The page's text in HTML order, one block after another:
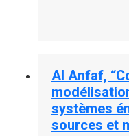
Al Anfaf,
systèmes
sources et